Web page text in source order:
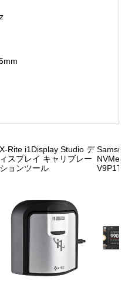
X-Rite i1Display Studio デ
ィスプレイ キャリブレー
ションツール
Samsung
NVMe